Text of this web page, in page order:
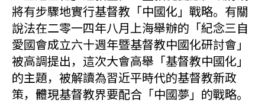
將有步驟地實行基督教「中國化」戰略。有關
說法在二零一四年八月上海舉辦的「紀念三自
愛國會成立六十週年暨基督教中國化研討會」
被高調提出，這次大會高舉「基督教中國化」
的主題，被解讀為習近平時代的基督教新政
策，體現基督教界要配合「中國夢」的戰略。